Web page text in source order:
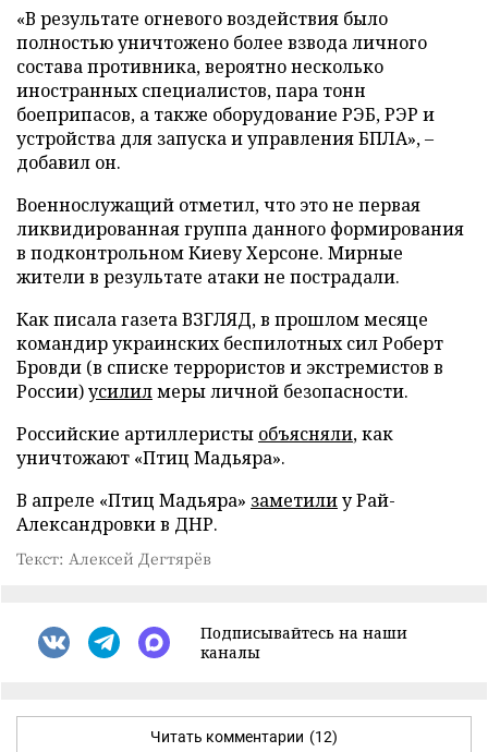
«В результате огневого воздействия было
полностью уничтожено более взвода личного
состава противника, вероятно несколько
иностранных специалистов, пара тонн
боеприпасов, а также оборудование РЭБ, РЭР и
устройства для запуска и управления БПЛА», –
добавил он.
Военнослужащий отметил, что это не первая
ликвидированная группа данного формирования
в подконтрольном Киеву Херсоне. Мирные
жители в результате атаки не пострадали.
Как писала газета ВЗГЛЯД, в прошлом месяце
командир украинских беспилотных сил Роберт
Бровди (в списке террористов и экстремистов в
России)усилилмеры личной безопасности.
Российские артиллеристы объясняли, как
уничтожают «Птиц Мадьяра».
В апреле «Птиц Мадьяра» заметилиу Рай-
Александровки в ДНР.
Текст: Алексей Дегтярёв
Подписывайтесь на наши
каналы
Читать комментарии (12)